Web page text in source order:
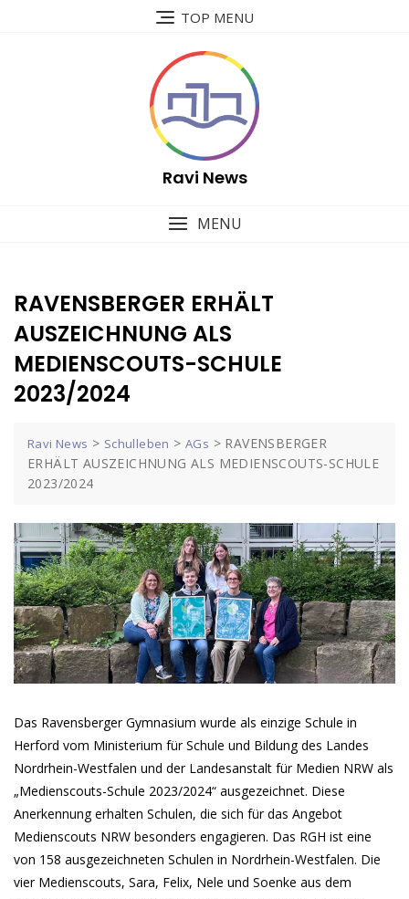
TOP MENU
Ravi News
MENU
RAVENSBERGER ERHÄLT
AUSZEICHNUNG ALS
MEDIENSCOUTS-SCHULE
2023/2024
Ravi News > Schulleben >AGs > RAVENSBERGER
ERHÄLT AUSZEICHNUNG ALS MEDIENSCOUTS-SCHULE
2023/2024
Das Ravensberger Gymnasium wurde als einzige Schule in
Herford vom Ministerium für Schule und Bildung des Landes
Nordrhein-Westfalen und der Landesanstalt für Medien NRW als
„Medienscouts-Schule 2023/2024“ ausgezeichnet. Diese
Anerkennung erhalten Schulen, die sich für das Angebot
Medienscouts NRW besonders engagieren. Das RGH ist eine
von 158 ausgezeichneten Schulen in Nordrhein-Westfalen. Die
vier Medienscouts, Sara, Felix, Nele und Soenke aus dem